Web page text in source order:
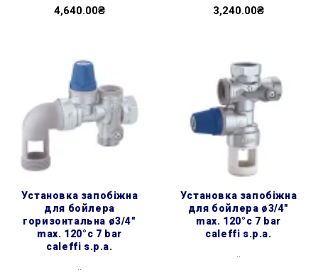
4,640.00₴ 3,240.00₴
установка запобіжна
для бойлера
горизонтальна ø3/4″
max. 120°c 7 bar
caleffi s.p.a.
установка запобіжна
для бойлера ø3/4″
max. 120°c 7 bar
caleffi s.p.a.